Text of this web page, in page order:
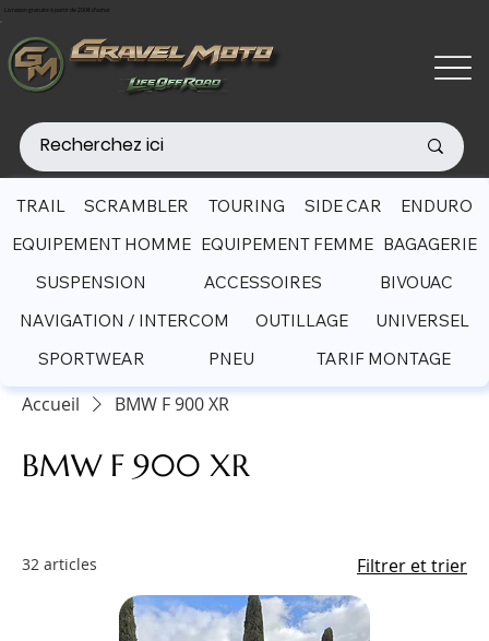
Livraison gratuite à partir de 200€ d'achat
Accueil BMW F 900 XR
BMW F 900 XR
32 articles Filtrer et trier
TRAIL SCRAMBLER TOURING SIDE CAR
ENDURO
EQUIPEMENT HOMME EQUIPEMENT FEMME BAGAGERIE
SUSPENSION
ACCESSOIRES
BIVOUAC
NAVIGATION / INTERCOM
OUTILLAGE
UNIVERSEL
SPORTWEAR
PNEU TARIF MONTAGE